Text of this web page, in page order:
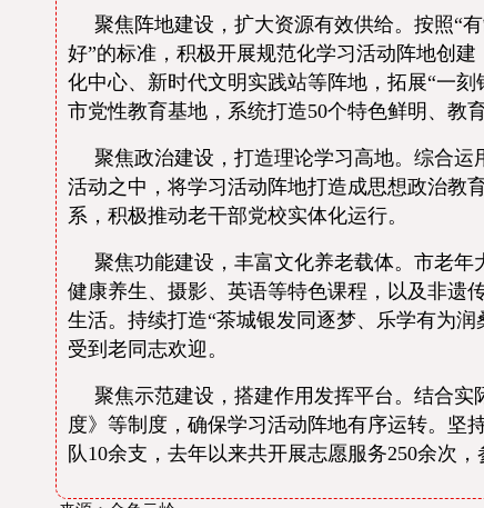
聚焦阵地建设，扩大资源有效供给。按照“
好”的标准，积极开展规范化学习活动阵地创
化中心、新时代文明实践站等阵地，拓展“一
市党性教育基地，系统打造50个特色鲜明、教
聚焦政治建设，打造理论学习高地。综合运
活动之中，将学习活动阵地打造成思想政治教
系，积极推动老干部党校实体化运行。
聚焦功能建设，丰富文化养老载体。市老
健康养生、摄影、英语等特色课程，以及非遗
生活。持续打造“茶城银发同逐梦、乐学有为
受到老同志欢迎。
聚焦示范建设，搭建作用发挥平台。结合实
度》等制度，确保学习活动阵地有序运转。坚
队10余支，去年以来共开展志愿服务250余次，